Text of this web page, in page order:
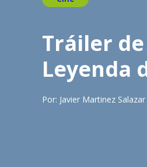
Tráiler
Leyenda
Por: Javier Martinez